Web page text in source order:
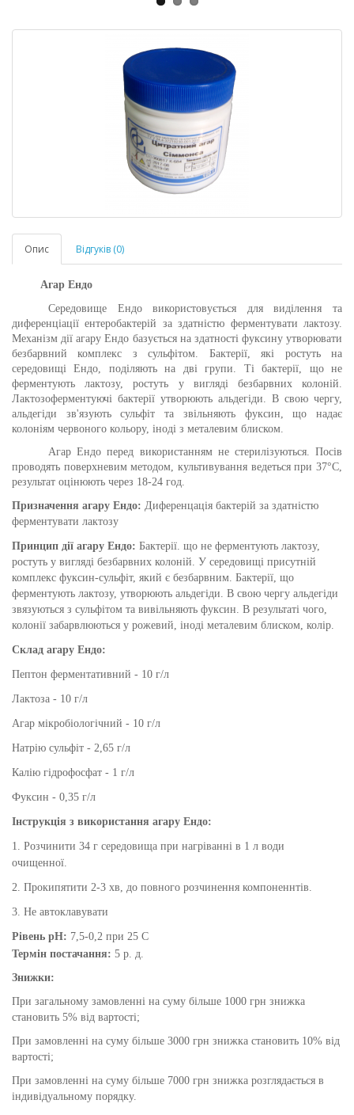
Опис Відгуків (0)
Агар Ендо
Середовище Ендо використовується для виділення та
диференціації ентеробактерій за здатністю ферментувати лактозу.
Механізм дії агаруЕндо базується на здатності фуксину утворювати
безбарвний комплекс з сульфітом. Бактерії, які ростуть на
середовищіЕндо , поділяють на дві групи. Ті бактерії, що не
ферментують лактозу, ростуть у вигляді безбарвних колоній.
Лактозоферментуючі бактерії утворюють альдегіди. В свою чергу,
альдегіди зв'язують сульфіт та звільняють фуксин, що надає
колоніям червоного кольору, іноді з металевим блиском.
Агар Ендо перед використанням не стерилізуються. Посів
проводять поверхневим методом, культивування ведеться при 37°С,
результат оцінюють через 18-24 год.
Призначення агару Ендо: Диференцація бактерій за здатністю
ферментувати лактозу
Принцип дії агару Ендо: Бактерії. що не ферментують лактозу,
ростуть у вигляді безбарвних колоній. У середовищі присутній
комплекс фуксин-сульфіт, який є безбарвним. Бактерії, що
ферментують лактозу, утворюють альдегіди. В свою чергу альдегіди
звязуються з сульфітом та вивільняють фуксин. В результаті чого,
колонії забарвлюються у рожевий, іноді металевим блиском, колір.
Склад агару Ендо:
Пептон ферментативний - 10 г/л
Лактоза - 10 г/л
Агар мікробіологічний - 10 г/л
Натрію сульфіт - 2,65 г/л
Калію гідрофосфат - 1 г/л
Фуксин - 0,35 г/л
Інструкція з використання агару Ендо:
1. Розчинити 34 г середовища при нагріванні в 1 л води
очищенної.
2. Прокипятити 2-3 хв, до повного розчинення компоненнтів.
3. Не автоклавувати
Рівень pH: 7,5-0,2 при 25 С
Термін постачання: 5 р. д.
Знижки:
При загальному замовленні на суму більше 1000 грн знижка
становить 5% від вартості;
При замовленні на суму більше 3000 грн знижка становить 10% від
вартості;
При замовленні на суму більше 7000 грн знижка розглядається в
індивідуальному порядку.